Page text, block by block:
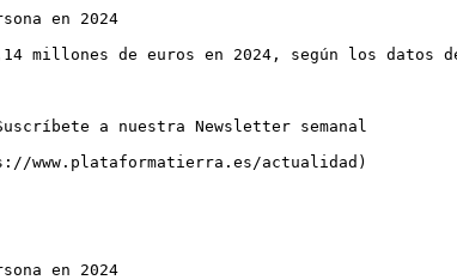
en 2024
millones de euros en 2024, según los datos
a nuestra Newsletter semanal
www.plataformatierra.es/actualidad)
en 2024